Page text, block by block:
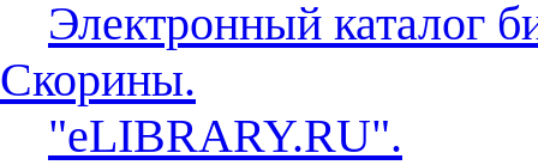
Электронный каталог
Скорины.
"eLIBRARY.RU".